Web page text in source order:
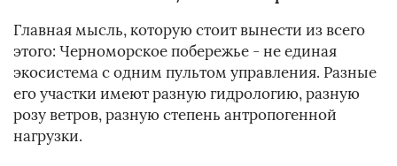
Главная мысль, которую стоит вынести из всего
этого: Черноморское побережье - не единая
экосистема с одним пультом управления. Разные
его участки имеют разную гидрологию, разную
розу ветров, разную степень антропогенной
нагрузки.